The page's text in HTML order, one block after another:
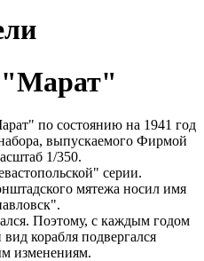
по состоянию на 1941 год
выпускаемого Фирмой
1/350.
серии.
мятежа носил имя
Поэтому, с каждым годом
корабля подвергался
изменениям.